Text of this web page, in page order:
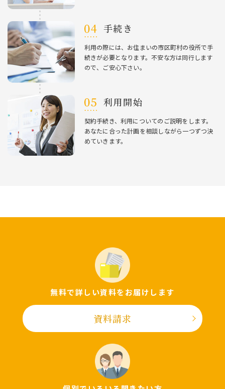
⼿続き
利⽤の際には、お住まいの市区町村の役所で⼿
続きが必要となります。不安な⽅は同⾏します
ので、ご安⼼下さい。
利⽤開始
契約⼿続き、利⽤についてのご説明をします。
あなたに合った計画を相談しながら⼀つずつ決
めていきます。
無料で詳しい資料をお届けします
資料請求